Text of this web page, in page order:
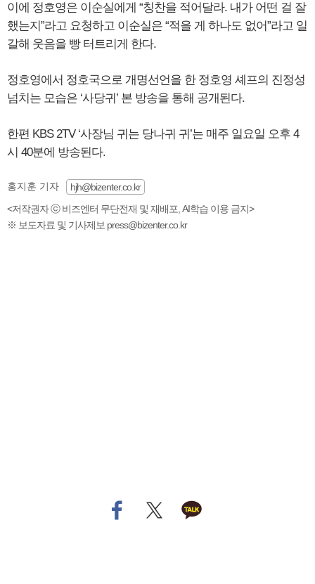
이에 정호영은 이순실에게 “칭찬을 적어달라. 내가 어떤 걸 잘
했는지”라고 요청하고 이순실은 “적을 게 하나도 없어”라고 일
갈해 웃음을 빵 터트리게 한다.
정호영에서 정호국으로 개명선언을 한 정호영 셰프의 진정성
넘치는 모습은 ‘사당귀’ 본 방송을 통해 공개된다.
한편 KBS 2TV ‘사장님 귀는 당나귀 귀’는 매주 일요일 오후 4
시 40분에 방송된다.
홍지훈 기자
hjh@bizenter.co.kr
<저작권자 ⓒ 비즈엔터 무단전재 및 재배포, AI학습 이용 금지>
※ 보도자료 및 기사제보 press@bizenter.co.kr